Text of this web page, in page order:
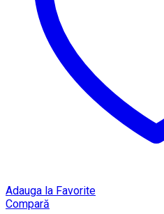
Adauga la Favorite
Compară